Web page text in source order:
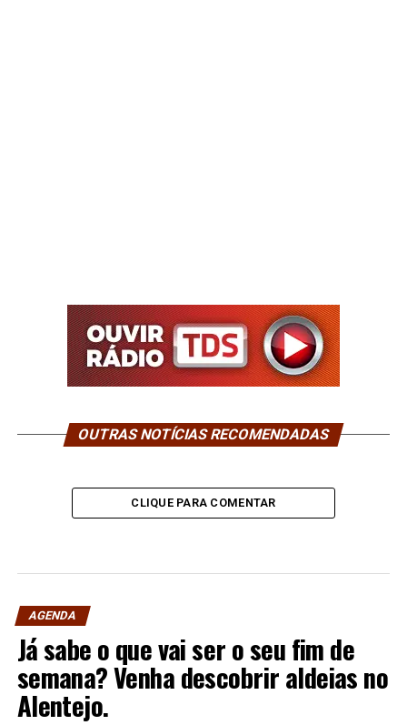
OUTRAS NOTÍCIAS RECOMENDADAS
CLIQUE PARA COMENTAR
AGENDA
Já sabe o que vai ser o seu fim de
semana? Venha descobrir aldeias no
Alentejo.